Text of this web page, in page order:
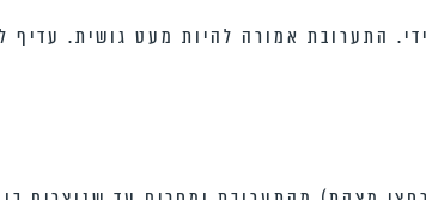
התערובת אמורה להיות מעט גושית.